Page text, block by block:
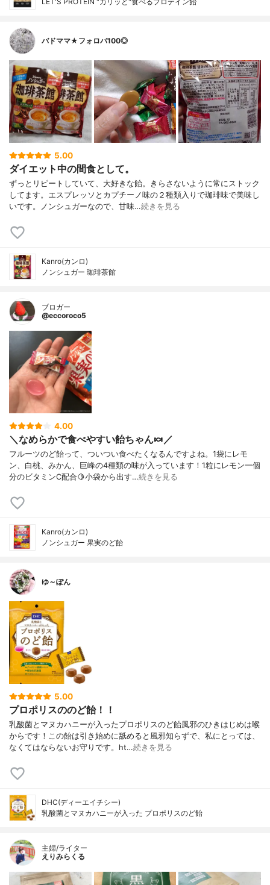
バドママ★フォロバ100◎
5.00
ダイエット中の間食として。
ずっとリピートしていて、大好きな飴。きらさないように常にストック
してます。エスプレッソとカプチーノ味の２種類入りで珈琲味で美味し
いです。ノンシュガーなので、甘味…続きを見る
Kanro(カンロ)
ノンシュガー 珈琲茶館
ブロガー
@eccoroco5
4.00
＼なめらかで食べやすい飴ちゃん🍬／
フルーツのど飴って、ついつい食べたくなるんですよね。1袋にレモ
ン、白桃、みかん、巨峰の4種類の味が入っています！1粒にレモン一個
分のビタミンC配合🍋小袋から出す…続きを見る
Kanro(カンロ)
ノンシュガー 果実のど飴
ゆ～ぽん
5.00
プロポリスののど飴！！
乳酸菌とマヌカハニーが入ったプロポリスのど飴風邪のひきはじめは喉
からです！この飴は引き始めに舐めると風邪知らずで、私にとっては、
なくてはならないお守りです。ht…続きを見る
DHC(ディーエイチシー)
乳酸菌とマヌカハニーが入った プロポリスのど飴
主婦/ライター
えりみらくる